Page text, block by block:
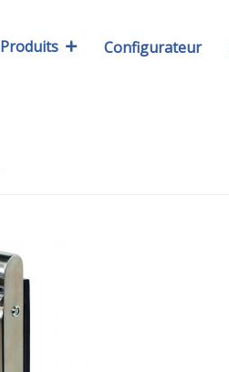
Produits Configurateur